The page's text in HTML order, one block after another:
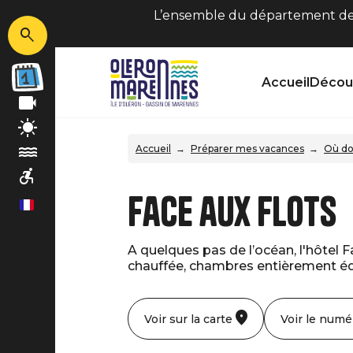
L’ensemble du département
fr
Accueil
Accueil Préparer mes vacances Où
Face aux flots
A quelques pas de l’océan,
chauffée, chambres entièrement
Voir sur la carte Voir le